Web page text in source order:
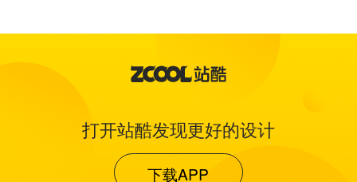
打开站酷发现更好的设计
下载APP